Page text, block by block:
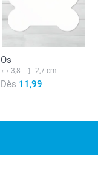
Os
3,8 2,7 cm
Dès 11,99